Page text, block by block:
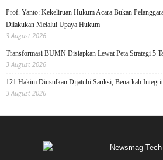
Prof. Yanto: Kekeliruan Hukum Acara Bukan
Dilakukan Melalui Upaya Hukum
3 August 2026
Transformasi BUMN Disiapkan Lewat Peta Strategi 5
3 August 2026
121 Hakim Diusulkan Dijatuhi Sanksi, Benarkah
3 August 2026